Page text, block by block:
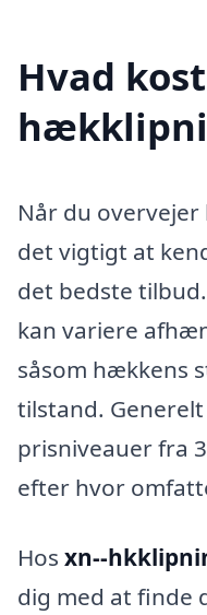
Hvad
Når du
det vigtigt at
det bedste
kan variere
såsom hækkens
tilstand.
prisniveauer fra
efter hvor
Hos xn--
dig med at finde